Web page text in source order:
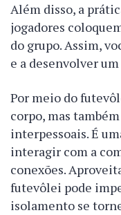
Além disso, a
jogadores
do grupo. Assim,
e a desenvolver
Por meio do
corpo, mas
interpessoais. É
interagir com a
conexões.
futevôlei pode
isolamento se